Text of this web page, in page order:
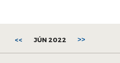
<< JÚN 2022 >>